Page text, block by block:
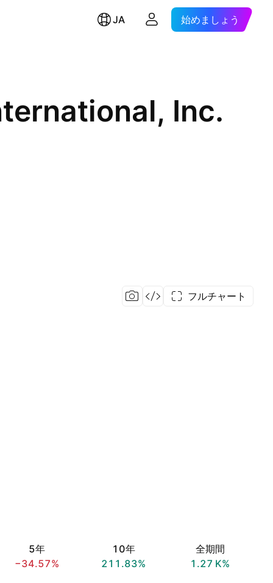
JA 始めましょう
Inc.
フルチャート
5年
−34.57%
10年
211.83%
全期間
‪1.27 K‬%